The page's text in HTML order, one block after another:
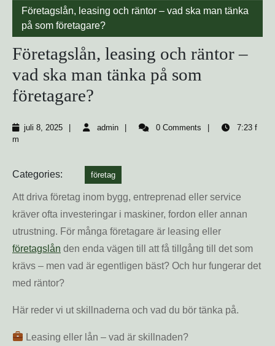
Företagslån, leasing och räntor – vad ska man tänka
på som företagare?
Företagslån, leasing och räntor –
vad ska man tänka på som
företagare?
juli 8, 2025
juli
admin admin0 Comments
7:23 f
m
Categories: företag
Att driva företag inom bygg, entreprenad eller service
kräver ofta investeringar i maskiner, fordon eller annan
utrustning. För många företagare är leasing eller
företagslån den enda vägen till att få tillgång till det som
krävs – men vad är egentligen bäst? Och hur fungerar det
med räntor?
Här reder vi ut skillnaderna och vad du bör tänka på.
Leasing eller lån – vad är skillnaden?